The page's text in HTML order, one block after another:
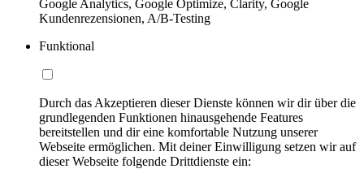
Google Analytics, Google Optimize, Clarity, Google
Kundenrezensionen, A/B-Testing
Funktional
Durch das Akzeptieren dieser Dienste können wir dir über die
grundlegenden Funktionen hinausgehende Features
bereitstellen und dir eine komfortable Nutzung unserer
Webseite ermöglichen. Mit deiner Einwilligung setzen wir auf
dieser Webseite folgende Drittdienste ein: